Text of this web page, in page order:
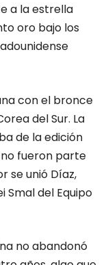
a la estrella
oro bajo los
con el bronce
del Sur. La
de la edición
no fueron parte
se unió Díaz,
Smal del Equipo
no abandonó